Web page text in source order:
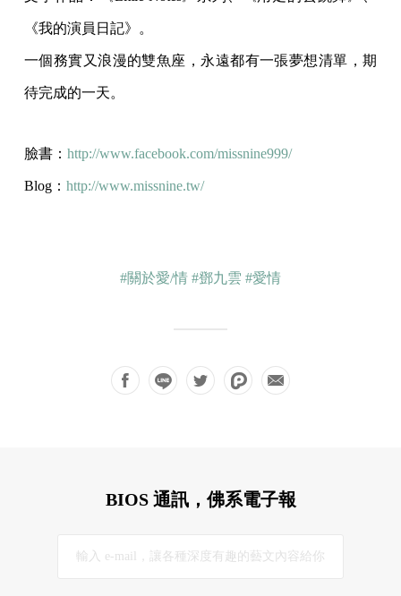
《我的演員日記》。
一個務實又浪漫的雙魚座，永遠都有一張夢想清單，期
待完成的一天。
臉書： http://www.facebook.com/missnine999/
Blog： http://www.missnine.tw/
#關於愛/情 #鄧九雲 #愛情
BIOS 通訊，佛系電子報